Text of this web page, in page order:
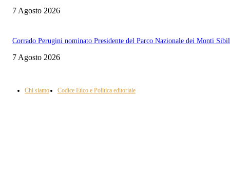
7 Agosto 2026
Corrado Perugini nominato Presidente del Parco Nazionale dei Monti
7 Agosto 2026
Chi siamo Codice Etico e Politica editoriale